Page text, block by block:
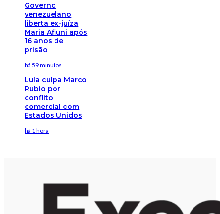
Governo
venezuelano
liberta ex-juíza
Maria Afiuni após
16 anos de
prisão
há 59 minutos
Lula culpa Marco
Rubio por
conflito
comercial com
Estados Unidos
há 1 hora